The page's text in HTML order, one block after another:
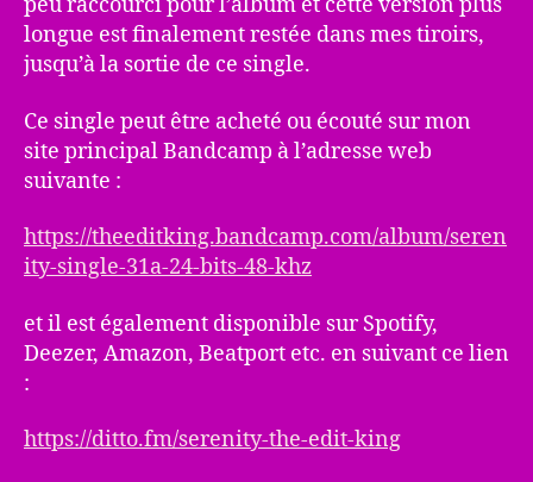
longue est finalement restée dans mes tiroirs,
jusqu’à la sortie de ce single.
Ce single peut être acheté ou écouté sur mon
site principal Bandcamp à l’adresse web
suivante :
https://theeditking.bandcamp.com/album/seren
ity-single-31a-24-bits-48-khz
et il est également disponible sur Spotify,
Deezer, Amazon, Beatport etc. en suivant ce lien
:
https://ditto.fm/serenity-the-edit-king